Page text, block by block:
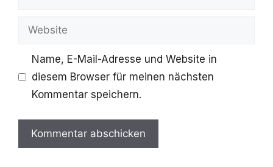
Adresse
Website
Name, E-Mail-Adresse und Website in
diesem Browser für meinen nächsten
Kommentar speichern.